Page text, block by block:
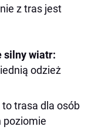
z tras jest
silny wiatr:
odzież
trasa dla osób
poziomie